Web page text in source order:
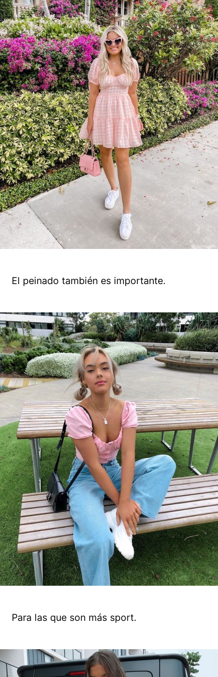
El peinado también es importante.
Para las que son más sport.